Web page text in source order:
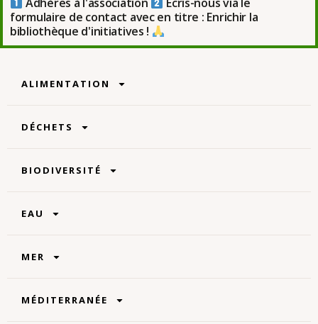
formulaire de contact avec en titre : Enrichir la
bibliothèque d'initiatives !
ALIMENTATION
DÉCHETS
BIODIVERSITÉ
EAU
MER
MÉDITERRANÉE